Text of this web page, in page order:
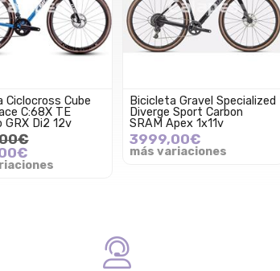
Ciclocross Cube
C:68X TE
GRX Di2 12v
Bicicleta Gravel Specialized
Diverge Sport Carbon
SRAM Apex 1x11v
3999,00€
más variaciones